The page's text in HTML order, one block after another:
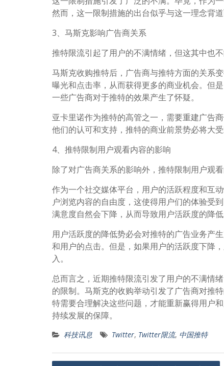
然而，这一限制措施的出台似乎与这一理念背
3、马斯克影响广告商关系
推特限流引起了用户的不满情绪，但这其中也
马斯克收购推特后，广告商与推特方面的关系
曝光和点击率，从而获得更多的商业机会。但
一些广告商对于推特的效果产生了怀疑。
亚卡里诺作为推特的高管之一，需要重建广告
他们的认可和支持，推特的商业前景势必将大受
4、推特限制用户观看内容的影响
除了对广告商关系的影响外，推特限制用户观
作为一个社交媒体平台，用户的活跃程度和互
户浏览内容的自由度，这使得用户们的体验受
满意度自然会下降，从而导致用户活跃度的降低
用户活跃度的降低势必会对推特的广告业务产
和用户的点击。但是，如果用户的活跃度下降
入。
总而言之，近期推特限流引发了用户的不满情
的限制。马斯克的收购举动引发了广告商对推
特需要合理解决这些问题，才能重新赢得用户
持续发展的保障。
科技讯息 Twitter, Twitter限流, 中国推特